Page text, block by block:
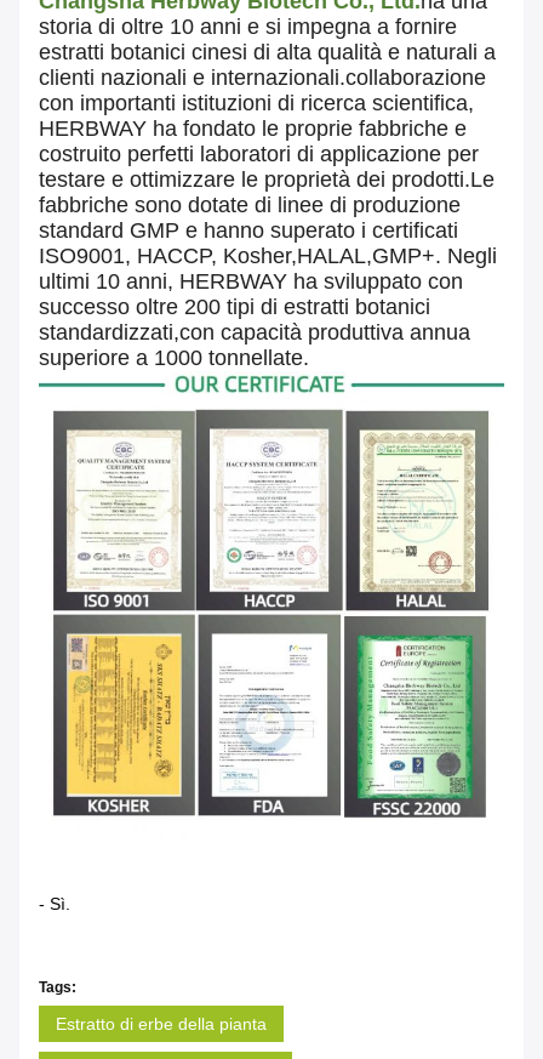
storia di oltre 10 anni e si impegna a fornire
estratti botanici cinesi di alta qualità e naturali a
clienti nazionali e internazionali.collaborazione
con importanti istituzioni di ricerca scientifica,
HERBWAY ha fondato le proprie fabbriche e
costruito perfetti laboratori di applicazione per
testare e ottimizzare le proprietà dei prodotti.Le
fabbriche sono dotate di linee di produzione
standard GMP e hanno superato i certificati
ISO9001, HACCP, Kosher,HALAL,GMP+. Negli
ultimi 10 anni, HERBWAY ha sviluppato con
successo oltre 200 tipi di estratti botanici
standardizzati,con capacità produttiva annua
superiore a 1000 tonnellate.
- Sì.
Tags:
Estratto di erbe della pianta